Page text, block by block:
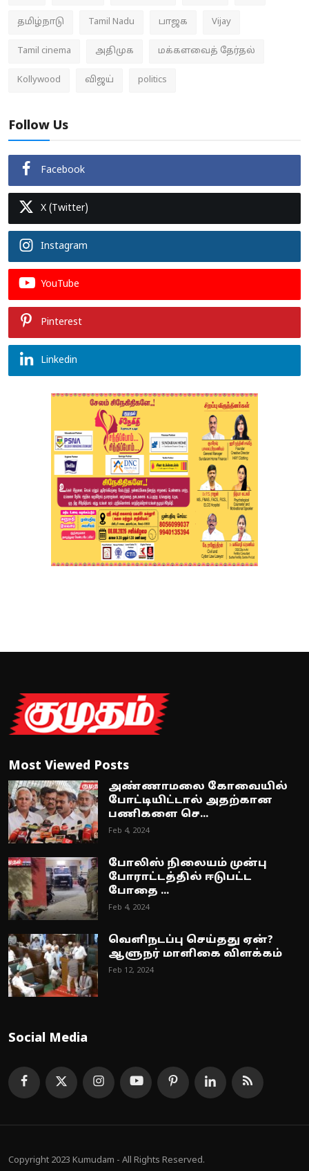
தமிழ்நாடு Tamil Nadu பாஜக Vijay
Tamil cinema அதிமுக மக்களவைத் தேர்தல்
Kollywood விஜய் politics
Follow Us
Facebook
X (Twitter)
Instagram
YouTube
Pinterest
Linkedin
Most Viewed Posts
அண்ணாமலை கோவையில்
போட்டியிட்டால் அதற்கான
பணிகளை செ...
Feb 4, 2024
போலிஸ் நிலையம் முன்பு
போராட்டத்தில் ஈடுபட்ட
போதை ...
Feb 4, 2024
வெளிநடப்பு செய்தது ஏன்?
ஆளுநர் மாளிகை விளக்கம்
Feb 12, 2024
Social Media
Copyright 2023 Kumudam - All Rights Reserved.